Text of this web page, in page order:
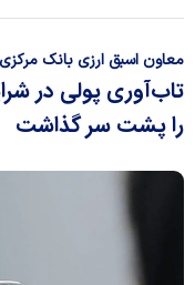
معاون اسبق ارزی بانک
تاب‌آوری پولی در
را پشت سر گذاشت